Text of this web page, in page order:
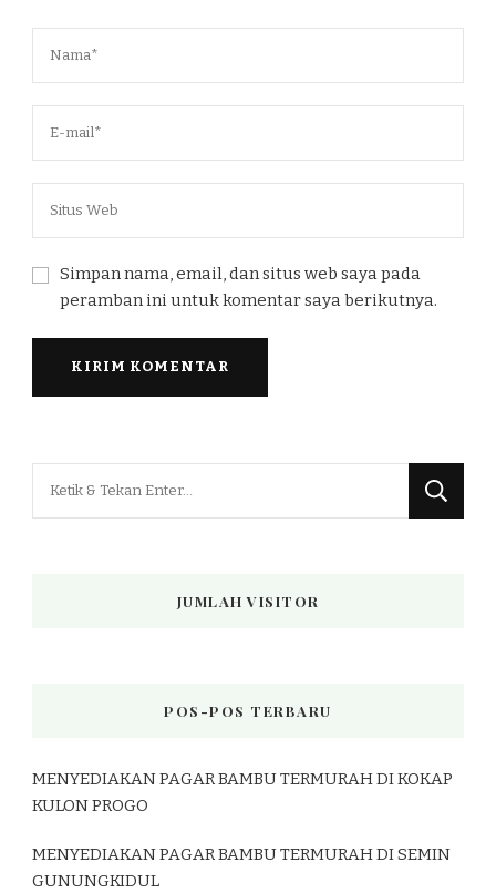
Simpan nama, email, dan situs web saya pada
peramban ini untuk komentar saya berikutnya.
JUMLAH VISITOR
POS-POS TERBARU
MENYEDIAKAN PAGAR BAMBU TERMURAH DI KOKAP
KULON PROGO
MENYEDIAKAN PAGAR BAMBU TERMURAH DI SEMIN
GUNUNGKIDUL